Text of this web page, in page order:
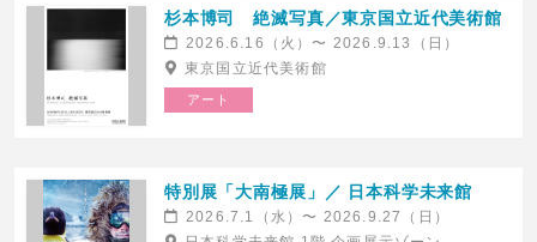
芸劇ブランチコンサート 〜石田泰尚
の玉手箱〜 第58回「石田泰尚
＆實川風Vol.２」
2026.8.8(土)発売
芸劇ブランチコンサート 〜石田泰尚
の玉手箱〜 第57回「石田
泰尚、三浦一馬、山田武彦トリ
オ」
杉本博司 絶滅写真／東京国立近代美術館
2026.6.16（火）〜 2026.9.13（日）
東京国立近代美術館
アート
特別展「大南極展」／ 日本科学未来館
2026.7.1（水）〜 2026.9.27（日）